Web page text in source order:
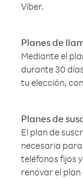
Viber.
Planes de
Mediante el
durante 30
tu elección,
Planes de
El plan de
necesaria
teléfonos fijos
renovar el plan